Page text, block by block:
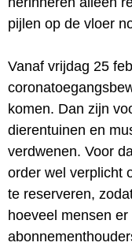
pijlen op de vloer
Vanaf vrijdag 25
komen. Dan zijn
dierentuinen en
verdwenen. Voor
order wel verplicht
te reserveren,
hoeveel mensen